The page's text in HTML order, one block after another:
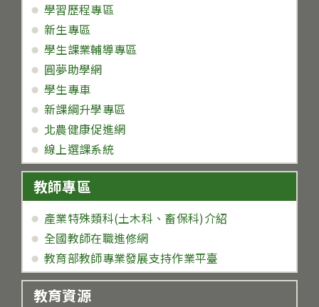
學習歷程專區
新生專區
學生課業輔導專區
圓夢助學網
學生專車
新課綱升學專區
北農健康促進網
線上選課系統
教師專區
產業特殊類科(土木科、畜保科)介紹
全國教師在職進修網
教育部教師專業發展支持作業平臺
教育資源